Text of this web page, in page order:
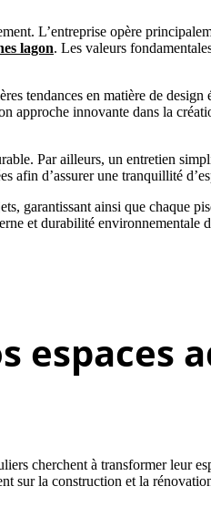
L’entreprise opère
lagon. Les valeurs
tendances en matière de
approche innovante dans la
Par ailleurs, un entretien
afin d’assurer une tranquillité
garantissant ainsi que chaque
et durabilité environnementale
espaces
cherchent à transformer leur
sur la construction et la